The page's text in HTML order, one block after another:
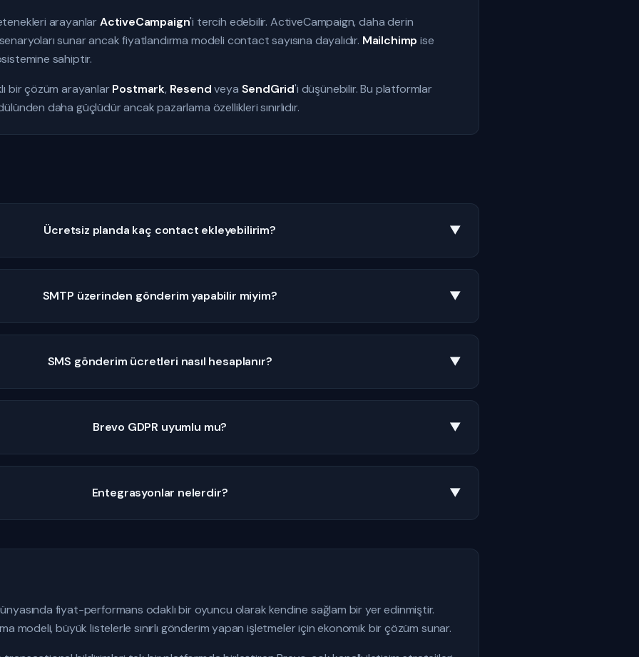
arayanlarActiveCampaign'i tercih edebilir. ActiveCampaign, daha derin
sunar ancak fiyatlandırma modeli contact sayısına dayalıdır. Mailchimp ise
sahiptir.
bir çözüm arayanlarPostmark, Resendveya SendGrid'i düşünebilir. Bu platformlar
daha güçlüdür ancak pazarlama özellikleri sınırlıdır.
Ücretsiz planda kaç contact ekleyebilirim? ▼
SMTP üzerinden gönderim yapabilir miyim? ▼
SMS gönderim ücretleri nasıl hesaplanır? ▼
Brevo GDPR uyumlu mu? ▼
Entegrasyonlar nelerdir? ▼
fiyat-performans odaklı bir oyuncu olarak kendine sağlam bir yer edinmiştir.
modeli, büyük listelerle sınırlı gönderim yapan işletmeler için ekonomik bir çözüm sunar.